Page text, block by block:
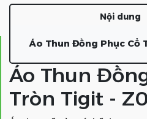
Nội dung
Áo Thun Đồng Phục Cổ
Áo Thun
Tròn Tigit -